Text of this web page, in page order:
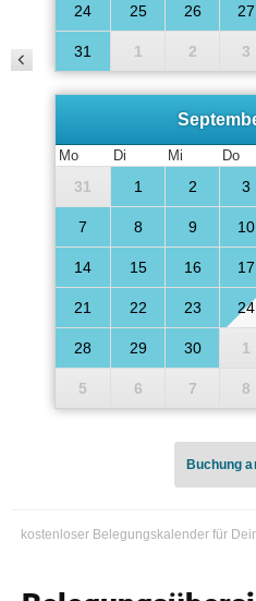
24 25 26 27
31 1 2 3
Mo Di Mi Do
31 1 2 3
7 8 9 10
14 15 16 17
21 22 23 24
28 29 30 1
5 6 7 8
Buchung
Buchung
Ihr Name
kostenloser Belegungskalender für